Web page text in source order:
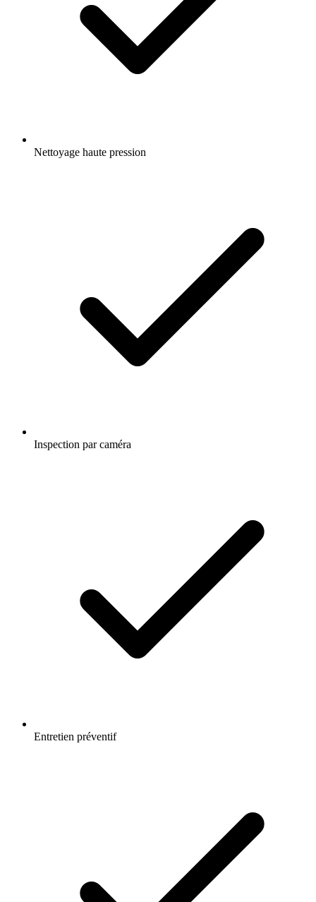
Nettoyage haute pression
Inspection par caméra
Entretien préventif